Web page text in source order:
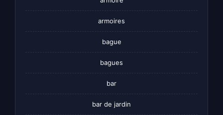
armoires
bague
bagues
bar
bar de jardin